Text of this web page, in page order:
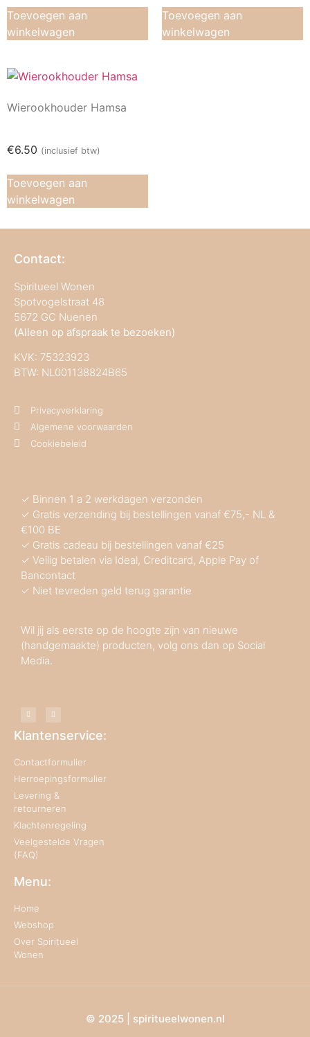
Toevoegen aan
winkelwagen
Toevoegen aan
winkelwagen
Wierookhouder Hamsa
€6.50 (inclusief btw)
Toevoegen aan
winkelwagen
Contact:
Spiritueel Wonen
Spotvogelstraat 48
5672 GC Nuenen
(Alleen op afspraak te bezoeken)
KVK: 75323923
BTW: NL001138824B65
Privacyverklaring
Algemene voorwaarden
Cookiebeleid
✓ Binnen 1 a 2 werkdagen verzonden
✓ Gratis verzending bij bestellingen vanaf €75,- NL &
€100 BE
✓ Gratis cadeau bij bestellingen vanaf €25
✓ Veilig betalen via Ideal, Creditcard, Apple Pay of
Bancontact
✓ Niet tevreden geld terug garantie
Wil jij als eerste op de hoogte zijn van nieuwe
(handgemaakte) producten, volg ons dan op Social
Media.
Klantenservice:
Contactformulier
Herroepingsformulier
Levering &
retourneren
Klachtenregeling
Veelgestelde Vragen
(FAQ)
Menu:
Home
Webshop
Over Spiritueel
Wonen
© 2025 | spiritueelwonen.nl